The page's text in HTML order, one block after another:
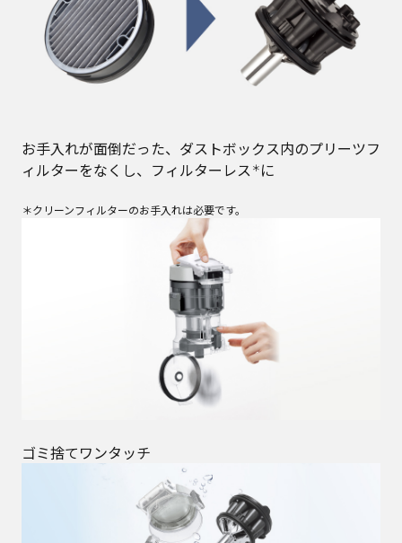
お手入れが面倒だった、ダストボックス内のプリーツフ
ィルターをなくし、フィルターレス ＊ に
＊クリーンフィルターのお手入れは必要です。
ゴミ捨てワンタッチ